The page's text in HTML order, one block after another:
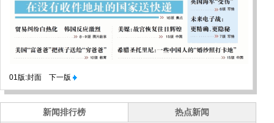
01版:封面 下一版
新闻排行榜 热点新闻